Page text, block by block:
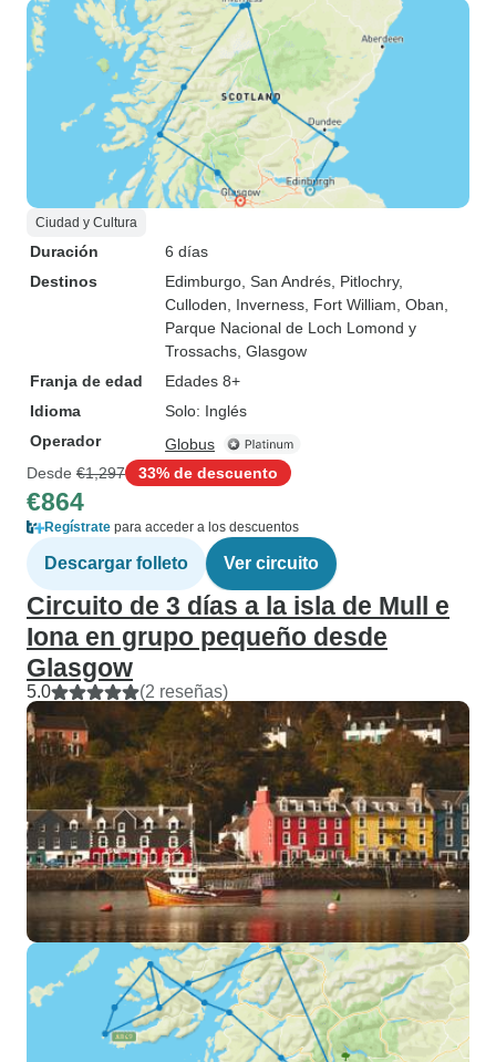
Ciudad y Cultura
Duración
6 días
Destinos
Edimburgo , San Andrés , Pitlochry,
Culloden , Inverness , Fort William , Oban
Parque Nacional de Loch Lomond y
Trossachs , Glasgow
Franja de edad
Edades 8+
Idioma
Solo: Inglés
Operador
Globus
Desde €1,297 33% de descuento
€864
Regístrate para acceder a los descuentos
Descargar folleto Ver circuito
Circuito de 3 días a la isla de Mull e
Iona en grupo pequeño desde
Glasgow
5.0 (2 reseñas)